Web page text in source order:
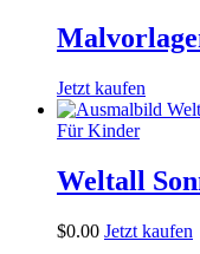
Jetzt kaufen
Für Kinder
Weltall
$0.00 Jetzt kaufen